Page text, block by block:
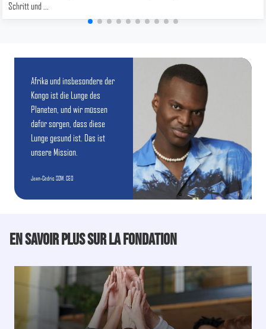
Schritt und ...
Afrika und insbesondere der
Kongo ist die Lunge des
Planeten, und wir müssen
dafür sorgen, dass diese
Lunge gesund ist. Das ist
unsere Mission.
Jean-Cédric SOW. CEO
En savoir plus sur la fondation